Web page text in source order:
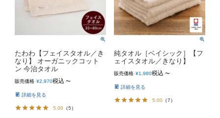
たわわ【フェイスタオル／き
なり】 オーガニックコット
ン 今治タオル
販売価格 ¥2,970税込 〜
詳細を見る
5.00 （5）
純タオル［ベイシック］【フ
ェイスタオル／きなり】
販売価格 ¥1,980税込 〜
詳細を見る
5.00 （7）